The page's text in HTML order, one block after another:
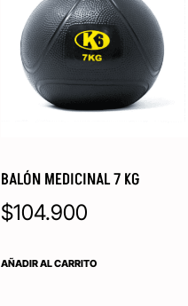
BALÓN MEDICINAL 7 KG
$104.900
AÑADIR AL CARRITO